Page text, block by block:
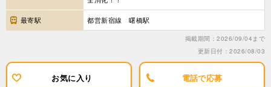
最寄駅 都営新宿線 曙橋駅
掲載期間：2026/09/04まで
更新日付：2026/08/03
お気に入り 電話で応募